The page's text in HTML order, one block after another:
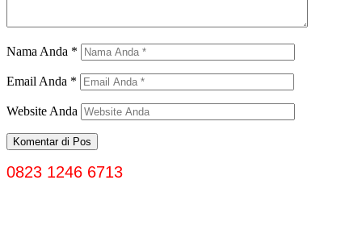
Nama Anda *
Email Anda *
Website Anda
0823 1246 6713